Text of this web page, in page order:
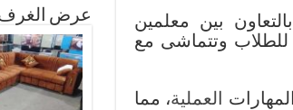
بين معلمين
للطلاب وتتماشى مع
العملية، مما
عرض الغرف